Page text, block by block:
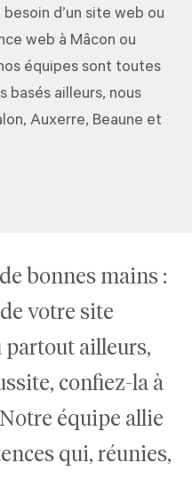
d’un site web ou
web à Mâcon ou
équipes sont toutes
basés ailleurs, nous
, Auxerre, Beaune et
bonnes mains :
votre site
partout ailleurs,
confiez-la à
équipe allie
qui, réunies,